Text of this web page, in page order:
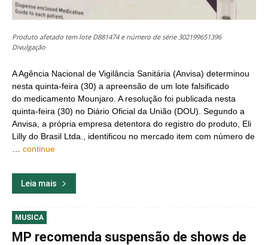
Produto afetado tem lote D881474 e número de série 302199651396
Divulgação
A Agência Nacional de Vigilância Sanitária (Anvisa) determinou
nesta quinta-feira (30) a apreensão de um lote falsificado
do medicamento Mounjaro. A resolução foi publicada nesta
quinta-feira (30) no Diário Oficial da União (DOU). Segundo a
Anvisa, a própria empresa detentora do registro do produto, Eli
Lilly do Brasil Ltda., identificou no mercado item com número de
continue
Leia mais
MUSICA
MP recomenda suspensão de shows de